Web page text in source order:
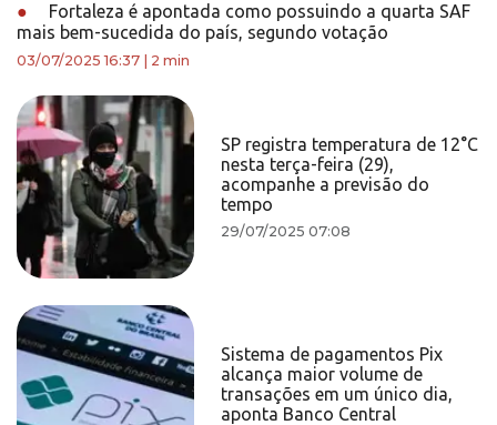
●
Fortaleza é apontada como possuindo a quarta SAF
mais bem-sucedida do país, segundo votação
03/07/2025 16:37 2 min
SP registra temperatura de 12°C
nesta terça-feira (29),
acompanhe a previsão do
tempo
29/07/2025 07:08
Sistema de pagamentos Pix
alcança maior volume de
transações em um único dia,
aponta Banco Central